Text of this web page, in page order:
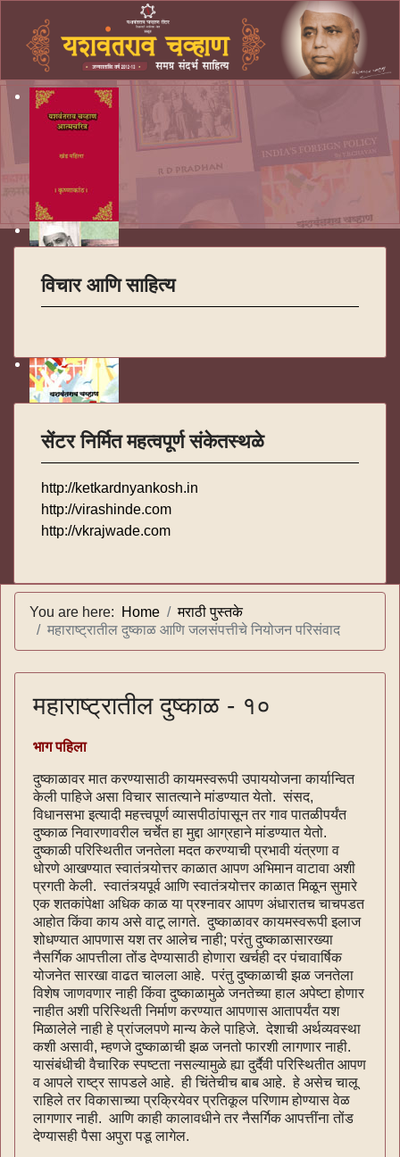
विचार आणि साहित्य
सेंटर निर्मित महत्वपूर्ण संकेतस्थळे
http://ketkardnyankosh.in
http://virashinde.com
http://vkrajwade.com
You are here: Home
मराठी पुस्तके
महाराष्ट्रातील दुष्काळ आणि जलसंपत्तीचे नियोजन परिसंवाद
महाराष्ट्रातील दुष्काळ - १०
भाग पहिला
दुष्काळावर मात करण्यासाठी कायमस्वरूपी उपाययोजना कार्यान्वित
केली पाहिजे असा विचार सातत्याने मांडण्यात येतो. संसद,
विधानसभा इत्यादी महत्त्वपूर्ण व्यासपीठांपासून तर गाव पातळीपर्यंत
दुष्काळ निवारणावरील चर्चेत हा मुद्दा आग्रहाने मांडण्यात येतो.
दुष्काळी परिस्थितीत जनतेला मदत करण्याची प्रभावी यंत्रणा व
धोरणे आखण्यात स्वातंत्र्योत्तर काळात आपण अभिमान वाटावा अशी
प्रगती केली. स्वातंत्र्यपूर्व आणि स्वातंत्र्योत्तर काळात मिळून सुमारे
एक शतकांपेक्षा अधिक काळ या प्रश्नावर आपण अंधारातच चाचपडत
आहोत किंवा काय असे वाटू लागते. दुष्काळावर कायमस्वरूपी इलाज
शोधण्यात आपणास यश तर आलेच नाही; परंतु दुष्काळासारख्या
नैसर्गिक आपत्तीला तोंड देण्यासाठी होणारा खर्चही दर पंचावार्षिक
योजनेत सारखा वाढत चालला आहे. परंतु दुष्काळाची झळ जनतेला
विशेष जाणवणार नाही किंवा दुष्काळामुळे जनतेच्या हाल अपेष्टा होणार
नाहीत अशी परिस्थिती निर्माण करण्यात आपणास आतापर्यंत यश
मिळालेले नाही हे प्रांजलपणे मान्य केले पाहिजे. देशाची अर्थव्यवस्था
कशी असावी, म्हणजे दुष्काळाची झळ जनतो फारशी लागणार नाही.
यासंबंधीची वैचारिक स्पष्टता नसल्यामुळे ह्या दुर्दैवी परिस्थितीत आपण
व आपले राष्ट्र सापडले आहे. ही चिंतेचीच बाब आहे. हे असेच चालू
राहिले तर विकासाच्या प्रक्रियेवर प्रतिकूल परिणाम होण्यास वेळ
लागणार नाही. आणि काही कालावधीने तर नैसर्गिक आपत्तींना तोंड
देण्यासही पैसा अपुरा पडू लागेल.